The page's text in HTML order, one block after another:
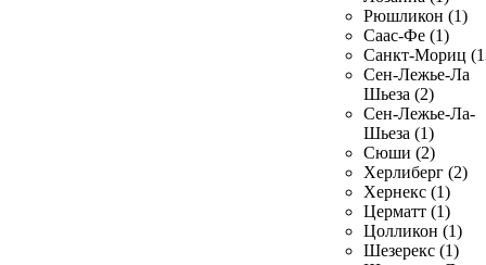
Рюшликон (1)
Саас-Фе (1)
Санкт-Мориц
Сен-Лежье-Ла
Шьеза (2)
Сен-Лежье-Ла-
Шьеза (1)
Сюши (2)
Херлиберг (2)
Хернекс (1)
Церматт (1)
Цолликон (1)
Шезерекс (1)